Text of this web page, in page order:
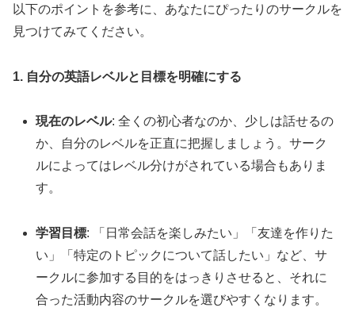
以下のポイントを参考に、あなたにぴったりのサークルを
見つけてみてください。
1. 自分の英語レベルと目標を明確にする
現在のレベル: 全くの初心者なのか、少しは話せるの
か、自分のレベルを正直に把握しましょう。サーク
ルによってはレベル分けがされている場合もありま
す。
学習目標: 「日常会話を楽しみたい」「友達を作りた
い」「特定のトピックについて話したい」など、サ
ークルに参加する目的をはっきりさせると、それに
合った活動内容のサークルを選びやすくなります。